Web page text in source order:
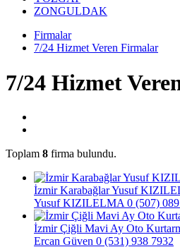
ZONGULDAK
Firmalar
7/24 Hizmet Veren Firmalar
7/24 Hizmet
Toplam 8 firma bulundu.
İzmir Karabağlar Yusuf
Yusuf KIZILELMA 0 (507)
İzmir Çiğli Mavi Ay Oto
Ercan Güven 0 (531) 938 7932